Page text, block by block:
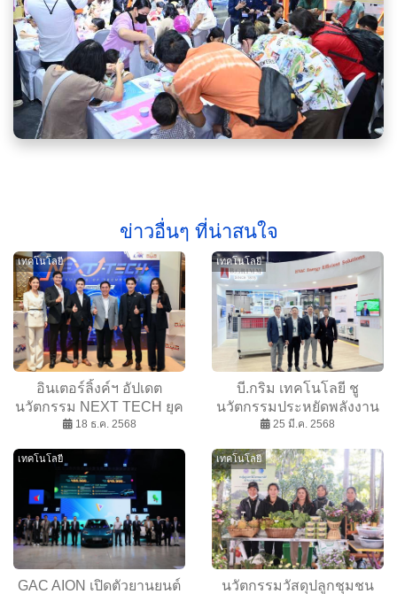
ข่าวอื่นๆ ที่น่าสนใจ
เทคโนโลยี
อินเตอร์ลิ้งค์ฯ อัปเดต
นวัตกรรม NEXT TECH ยุค
ใหม่ ปี 2026 รับเศรษฐกิจ
18 ธ.ค. 2568
เทคโนโลยี
บี.กริม เทคโนโลยี ชู
นวัตกรรมประหยัดพลังงาน
ล้ำสมัย ในงาน NOVA Expo
25 มี.ค. 2568
เทคโนโลยี
GAC AION เปิดตัวยานยนต์
เทคโนโลยี
นวัตกรรมวัสดุปลูกชุมชน